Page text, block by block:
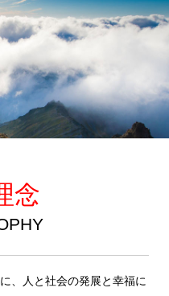
念
、人と社会の発展と幸福に